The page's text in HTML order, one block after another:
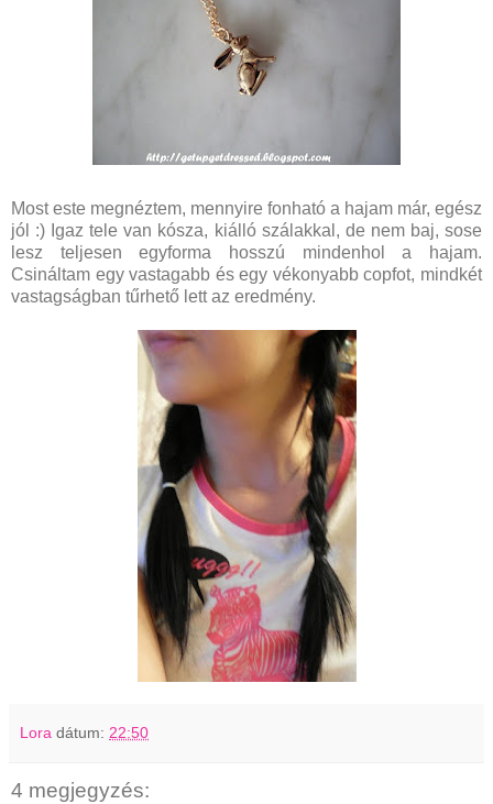
Most este megnéztem, mennyire fonható a hajam már, egész
jól :) Igaz tele van kósza, kiálló szálakkal, de nem baj, sose
lesz teljesen egyforma hosszú mindenhol a hajam.
Csináltam egy vastagabb és egy vékonyabb copfot, mindkét
vastagságban tűrhető lett az eredmény.
Lora dátum: 22:50
4 megjegyzés: